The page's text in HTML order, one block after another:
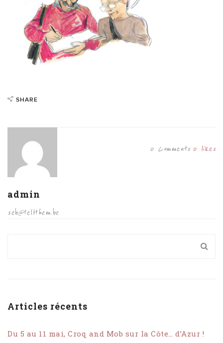
SHARE
admin
seb@tellthem.be
0 Comments 0likes
Articles récents
Du 5 au 11 mai, Croq and Mob sur la Côte… d’Azur !